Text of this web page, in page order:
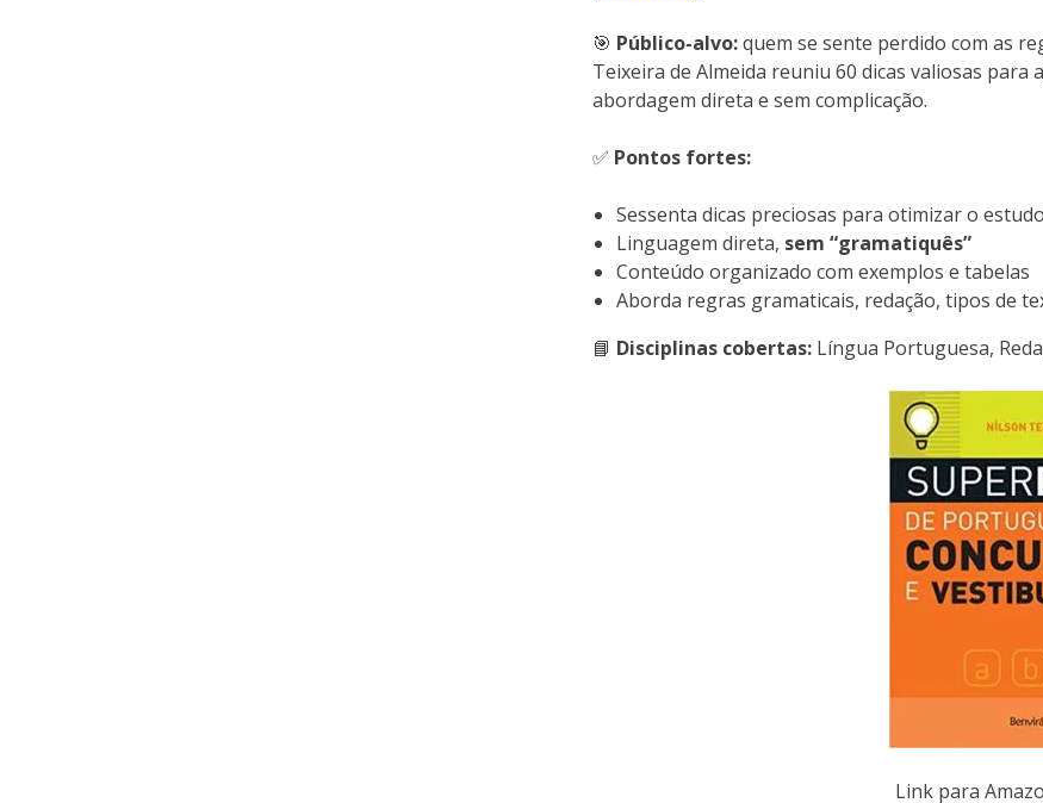
🎯 Público-alvo:quem se sente perdido com as
Teixeira de Almeida reuniu 60 dicas valiosas
abordagem direta e sem complicação.
✅ Pontos fortes:
Sessenta dicas preciosas para otimizar o estudo
Linguagem direta, sem “gramatiquês”
Conteúdo organizado com exemplos e tabelas
Aborda regras gramaticais, redação, tipos de
📘 Disciplinas cobertas: Língua Portuguesa,
Link para